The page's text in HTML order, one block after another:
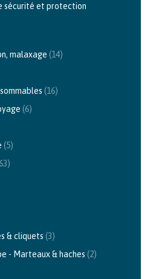
sécurité et protection
malaxage (14)
(16)
(6)
(5)
& cliquets (3)
- Marteaux & haches (2)